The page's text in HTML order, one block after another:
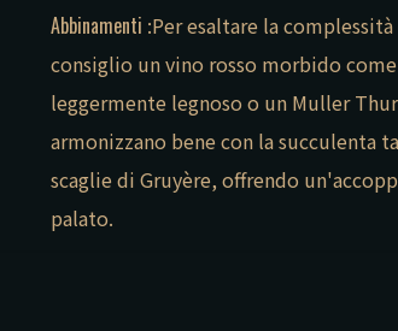
Abbinamenti :Per esaltare la complessità
consiglio un vino rosso morbido
leggermente legnoso o un Muller
armonizzano bene con la succulenta
scaglie di Gruyère, offrendo
palato.